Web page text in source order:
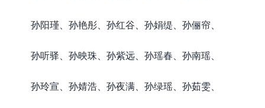
孙阳瑾、孙艳彤、孙红谷、孙娟缇、孙俪帘、
孙听驿、孙映珠、孙紫远、孙瑶春、孙南瑶、
孙玲宣、孙婧浩、孙夜满、孙绿瑶、孙茹雯、